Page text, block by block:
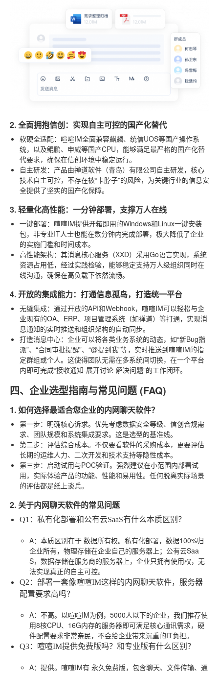
2. 全面拥抱信创：实现自主可控的国产化替代
软硬全适配：喧喧IM全面兼容麒麟、统信UOS等国产操作系
统，以及鲲鹏、申威等国产CPU，能够满足最严格的国产化替
代要求，确保在信创环境中稳定运行。
自主研发：产品由禅道软件（青岛）有限公司自主研发，核心
技术自主可控，不存在被“卡脖子”的风险，为关键行业的信息安
全提供了坚实的国产化保障。
3. 轻量化高性能：一分钟部署，支撑万人在线
一键部署：喧喧IM提供开箱即用的Windows和Linux一键安装
包，非专业IT人士也能在数分钟内完成部署，极大降低了企业
的实施门槛和时间成本。
高性能架构：其消息核心服务（XXD）采用Go语言实现，系统
资源占用低，经过实践检验，能够稳定支持万人级组织同时在
线沟通，确保在高负载下依然流畅。
4. 开放的集成能力：打通信息孤岛，打造统一平台
无缝集成：通过开放的API和Webhook，喧喧IM可以轻松与企
业现有的OA、ERP、项目管理系统（如禅道）等打通，实现消
息通知的实时推送和组织架构的自动同步。
打造消息中心：企业可以将各类业务系统的动态，如“新Bug指
派”、“合同审批提醒”、“@提到我”等，实时推送到喧喧IM的指
定群组或个人。这使得团队无需在多系统间切换，在一个平台
内即可完成“接收通知-展开讨论-解决问题”的工作闭环。
四、企业选型指南与常见问题 (FAQ)
1. 如何选择最适合您企业的内网聊天软件？
第一步：明确核心诉求。优先考虑数据安全等级、信创合规需
求、团队规模和系统集成要求。这是选型的基准线。
第二步：评估综合成本。不仅要看软件的采购成本，更要评估
长期的运维人力、二次开发和技术支持等隐性成本。
第三步：启动试用与POC验证。强烈建议在小范围内部署试
用，实际体验产品的功能、性能和易用性。任何脱离实际场景
的评估都是纸上谈兵。
2. 关于内网聊天软件的常见问题
Q1：私有化部署和公有云SaaS有什么本质区别？
A：本质区别在于 数据所有权。私有化部署，数据100%归
企业所有，物理存储在企业自己的服务器上；公有云Saa
S，数据存储在服务商的服务器上，企业只拥有使用权，无
法实现真正的自主可控。
Q2：部署一套像喧喧IM这样的内网聊天软件，服务器
配置要求高吗？
A：不高。以喧喧IM为例，5000人以下的企业，我们推荐使
用8核CPU、16G内存的服务器即可满足核心通讯需求，硬
件配置要求非常亲民，不会给企业带来沉重的IT负担。
Q3：喧喧IM提供免费版吗？和专业版有什么区别？
A：提供。喧喧IM有 永久免费版，包含聊天、文件传输、通